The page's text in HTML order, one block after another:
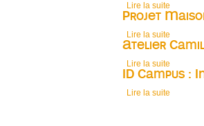
Lire la suite
Projet
Lire la suite
Atelier
Lire la suite
ID Campus
Lire la suite